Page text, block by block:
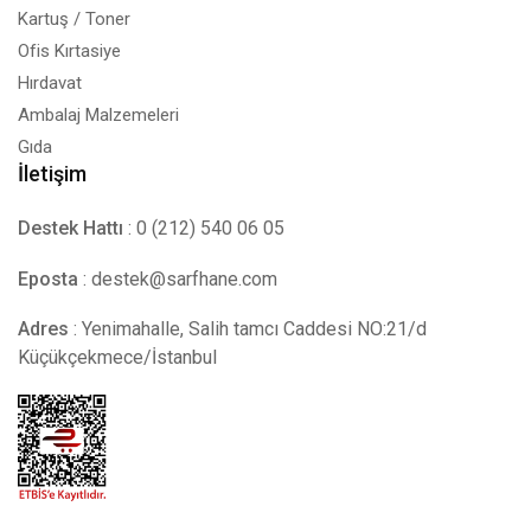
Kartuş / Toner
Ofis Kırtasiye
Hırdavat
Ambalaj Malzemeleri
Gıda
İletişim
Destek Hattı : 0 (212) 540 06 05
Eposta : destek@sarfhane.com
Adres : Yenimahalle, Salih tamcı Caddesi NO:21/d
Küçükçekmece/İstanbul